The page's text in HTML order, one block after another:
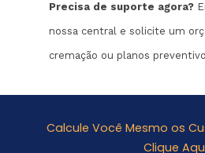
Precisa de suporte agora?
nossa central e solicite um
cremação ou planos
Calcule Você Mesmo os
Clique